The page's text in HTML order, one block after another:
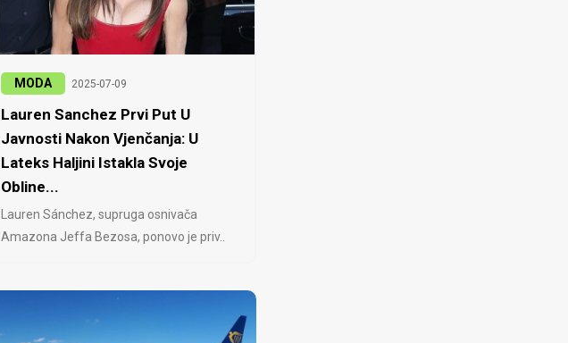
MODA 2025-07-09
Lauren Sanchez Prvi Put U
Javnosti Nakon Vjenčanja: U
Lateks Haljini Istakla Svoje
Obline...
Lauren Sánchez, supruga osnivača
Amazona Jeffa Bezosa, ponovo je priv..